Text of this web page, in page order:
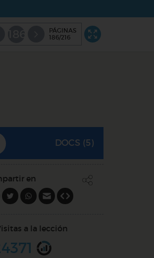
PÁGINAS
186/216
DOCS (5)
en
a la lección